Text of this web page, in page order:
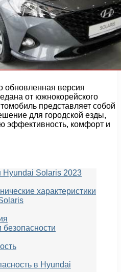
обновленная версия
от южнокорейского
представляет собой
для городской езды,
эффективность, комфорт и
Solaris 2023
характеристики
безопасности
в Hyundai